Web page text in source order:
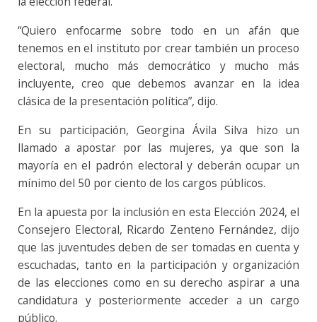
“Quiero enfocarme sobre todo en un afán que
tenemos en el instituto por crear también un proceso
electoral, mucho más democrático y mucho más
incluyente, creo que debemos avanzar en la idea
clásica de la presentación política”, dijo.
En su participación, Georgina Ávila Silva hizo un
llamado a apostar por las mujeres, ya que son la
mayoría en el padrón electoral y deberán ocupar un
mínimo del 50 por ciento de los cargos públicos.
En la apuesta por la inclusión en esta Elección 2024, el
Consejero Electoral, Ricardo Zenteno Fernández, dijo
que las juventudes deben de ser tomadas en cuenta y
escuchadas, tanto en la participación y organización
de las elecciones como en su derecho aspirar a una
candidatura y posteriormente acceder a un cargo
público.